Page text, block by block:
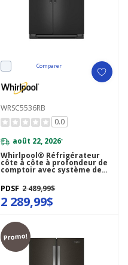
Comparer
WRSC5536RB
0.0
août 22, 2026*
Whirlpool® Réfrigérateur
côte à côte à profondeur de
comptoir avec système de
refroidissement TruCool™ -
36 pi cu WRSC5536RB
PDSF 2 489,99$
2 289,99$
Promo!